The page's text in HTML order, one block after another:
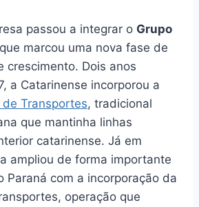
passou a integrar o Grupo
marcou uma nova fase de
crescimento. Dois anos
a Catarinense incorporou a
de Transportes, tradicional
que mantinha linhas
catarinense. Já em
ampliou de forma importante
Paraná com a incorporação da
operação que